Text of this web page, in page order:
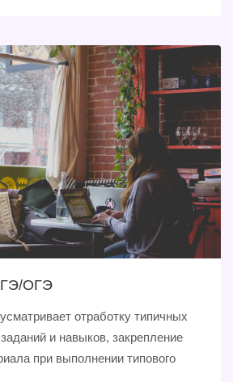
ОГЭ
отработку типичных
и навыков, закрепление
при выполнении типового